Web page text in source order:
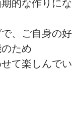
的な作りにな
、ご自身の好
ため
て楽しんでい